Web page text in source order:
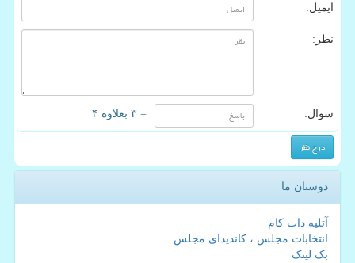
ایمیل:
نظر:
سوال: = ۳ بعلاوه ۴
دوستان ما
آتلیه دات کام
انتخابات مجلس ، کاندیدای مجلس
بک لینک